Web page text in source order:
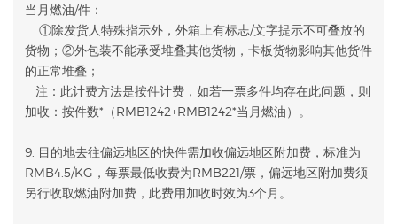
当月燃油/件：
①除发货人特殊指示外，外箱上有标志/文字提示不可叠放的
货物；②外包装不能承受堆叠其他货物，卡板货物影响其他货件
的正常堆叠；
注：此计费方法是按件计费，如若一票多件均存在此问题，则
加收：按件数*（RMB1242+RMB1242*当月燃油）。
9. 目的地去往偏远地区的快件需加收偏远地区附加费，标准为
RMB4.5/KG，每票最低收费为RMB221/票，偏远地区附加费须
另行收取燃油附加费，此费用加收时效为3个月。